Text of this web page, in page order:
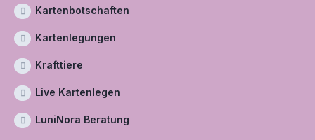
Kartenbotschaften
Kartenlegungen
Krafttiere
Live Kartenlegen
LuniNora Beratung